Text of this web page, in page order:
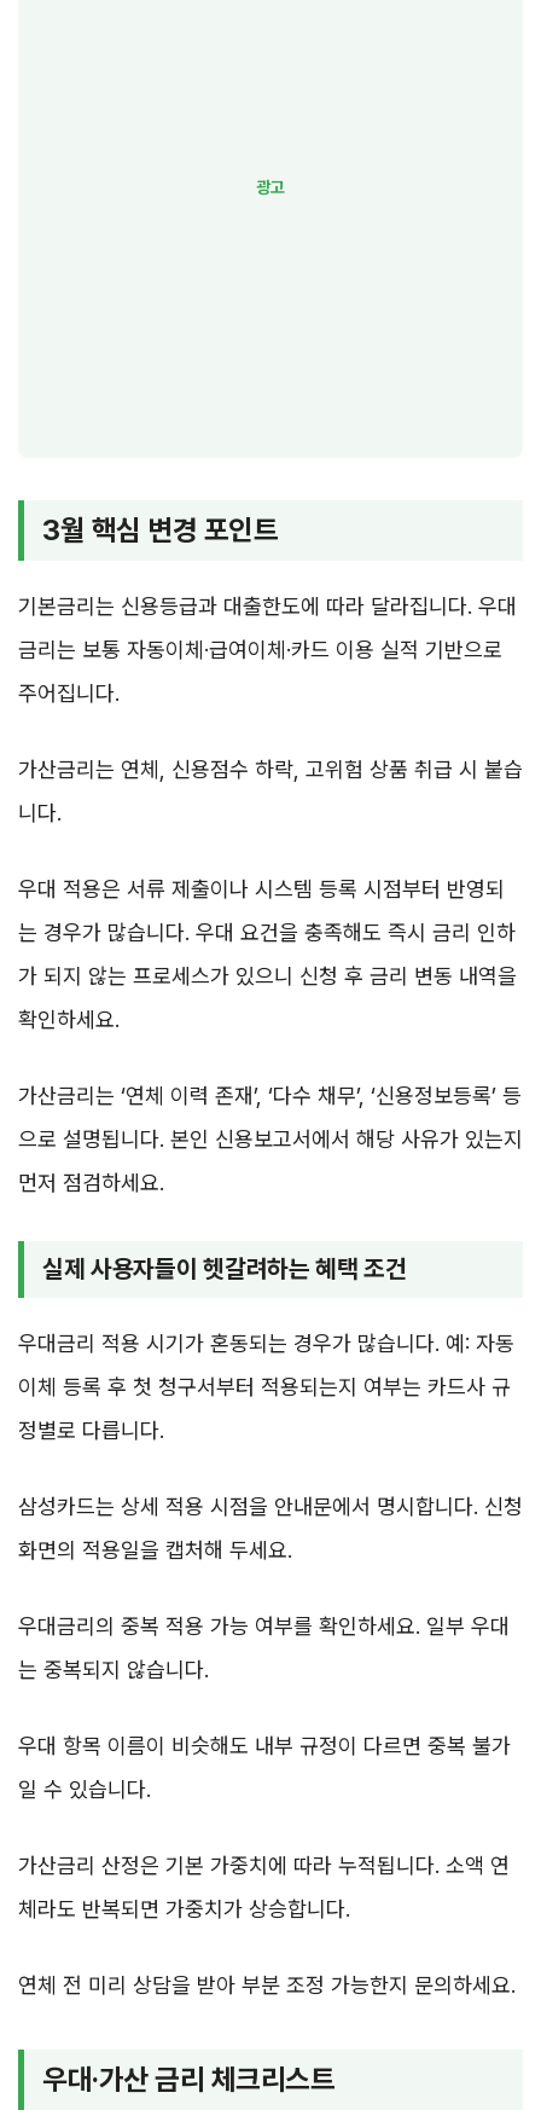
3월 핵심 변경 포인트
기본금리는 신용등급과 대출한도에 따라 달라집니다. 우대
금리는 보통 자동이체·급여이체·카드 이용 실적 기반으로
주어집니다.
가산금리는 연체, 신용점수 하락, 고위험 상품 취급 시 붙습
니다.
우대 적용은 서류 제출이나 시스템 등록 시점부터 반영되
는 경우가 많습니다. 우대 요건을 충족해도 즉시 금리 인하
가 되지 않는 프로세스가 있으니 신청 후 금리 변동 내역을
확인하세요.
가산금리는 ‘연체 이력 존재’, ‘다수 채무’, ‘신용정보등록’ 등
으로 설명됩니다. 본인 신용보고서에서 해당 사유가 있는지
먼저 점검하세요.
실제 사용자들이 헷갈려하는 혜택 조건
우대금리 적용 시기가 혼동되는 경우가 많습니다. 예: 자동
이체 등록 후 첫 청구서부터 적용되는지 여부는 카드사 규
정별로 다릅니다.
삼성카드는 상세 적용 시점을 안내문에서 명시합니다. 신청
화면의 적용일을 캡처해 두세요.
우대금리의 중복 적용 가능 여부를 확인하세요. 일부 우대
는 중복되지 않습니다.
우대 항목 이름이 비슷해도 내부 규정이 다르면 중복 불가
일 수 있습니다.
가산금리 산정은 기본 가중치에 따라 누적됩니다. 소액 연
체라도 반복되면 가중치가 상승합니다.
연체 전 미리 상담을 받아 부분 조정 가능한지 문의하세요.
우대·가산 금리 체크리스트